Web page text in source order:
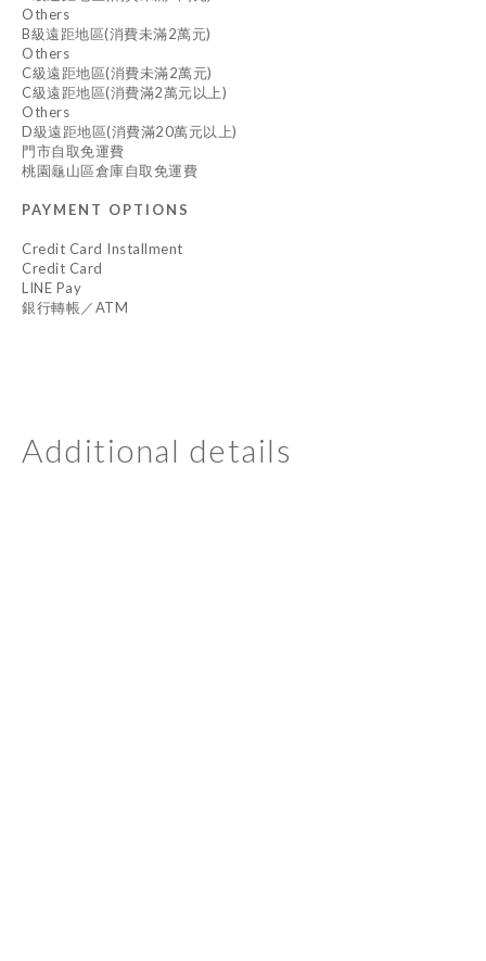
Others
B級遠距地區(消費未滿2萬元)
Others
C級遠距地區(消費未滿2萬元)
C級遠距地區(消費滿2萬元以上)
Others
D級遠距地區(消費滿20萬元以上)
門市自取免運費
桃園龜山區倉庫自取免運費
PAYMENT OPTIONS
Credit Card Installment
Credit Card
LINE Pay
銀行轉帳／ATM
Additional details